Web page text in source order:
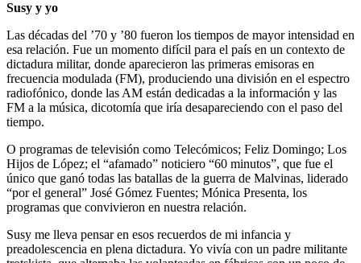
Susy y yo
Las décadas del ’70 y ’80 fueron los tiempos de mayor intensidad en
esa relación. Fue un momento difícil para el país en un contexto de
dictadura militar, donde aparecieron las primeras emisoras en
frecuencia modulada (FM), produciendo una división en el espectro
radiofónico, donde las AM están dedicadas a la información y las
FM a la música, dicotomía que iría desapareciendo con el paso del
tiempo.
O programas de televisión como Telecómicos; Feliz Domingo; Los
Hijos de López; el “afamado” noticiero “60 minutos”, que fue el
único que ganó todas las batallas de la guerra de Malvinas, liderado
“por el general” José Gómez Fuentes; Mónica Presenta, los
programas que convivieron en nuestra relación.
Susy me lleva pensar en esos recuerdos de mi infancia y
preadolescencia en plena dictadura. Yo vivía con un padre militante